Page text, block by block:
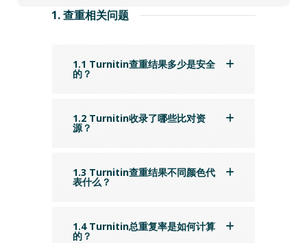
1. 查重相关问题
1.1 Turnitin查重结果多少是安全
的？
1.2 Turnitin收录了哪些比对资
源？
1.3 Turnitin查重结果不同颜色代
表什么？
1.4 Turnitin总重复率是如何计算
的？